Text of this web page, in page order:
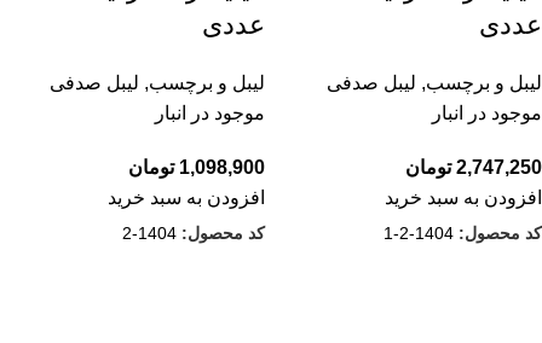
عددی
لیبل و برچسب, لیبل صدفی
موجود در انبار
2,747,250 تومان
افزودن به سبد خرید
کد محصول: 1404-2-1
عددی
لیبل و برچسب, لیبل صدفی
موجود در انبار
1,098,900 تومان
افزودن به سبد خرید
کد محصول: 1404-2